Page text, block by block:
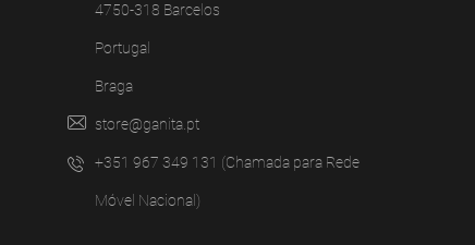
4750-318 Barcelos
Portugal
Braga
store@ganita.pt
+351 967 349 131 (Chamada para Rede
Móvel Nacional)